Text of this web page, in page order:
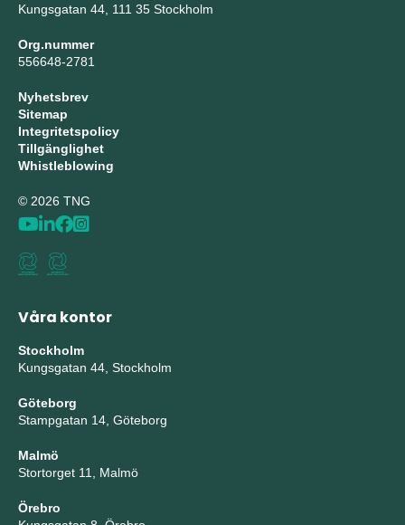
Kungsgatan 44, 111 35 Stockholm
Org.nummer
556648-2781
Nyhetsbrev
Sitemap
Integritetspolicy
Tillgänglighet
Whistleblowing
© 2026 TNG
Våra kontor
Stockholm
Kungsgatan 44, Stockholm
Göteborg
Stampgatan 14, Göteborg
Malmö
Stortorget 11, Malmö
Örebro